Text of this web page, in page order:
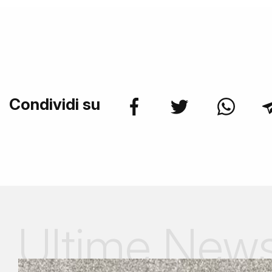
Condividi su
Ultime